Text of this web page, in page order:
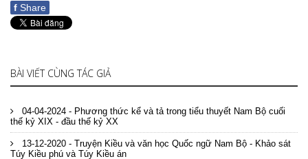
f Share
BÀI VIẾT CÙNG TÁC GIẢ
04-04-2024 - Phương thức kể và tả trong tiểu thuyết Nam Bộ cuối
thế kỷ XIX - đầu thế kỷ XX
13-12-2020 - Truyện Kiều và văn học Quốc ngữ Nam Bộ - Khảo sát
Túy Kiều phú và Túy Kiều án